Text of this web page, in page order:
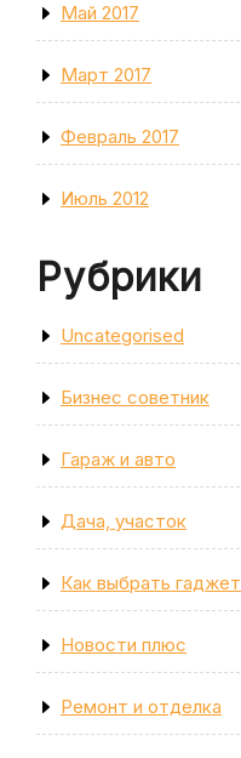
Май 2017
Март 2017
Февраль 2017
Июль 2012
Рубрики
Uncategorised
Бизнес советник
Гараж и авто
Дача, участок
Как выбрать гаджет
Новости плюс
Ремонт и отделка